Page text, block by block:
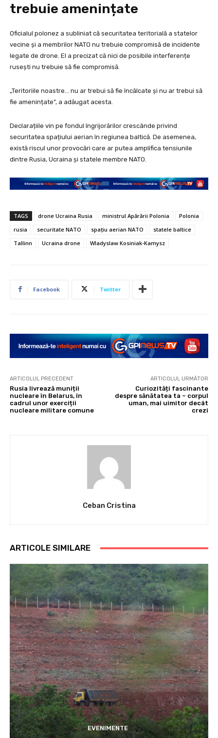
trebuie amenințate
Oficialul polonez a subliniat că securitatea teritorială a statelor
vecine și a membrilor NATO nu trebuie compromisă de incidente
legate de drone. El a precizat că nici de posibile interferențe
rusești nu trebuie să fie compromisă.
„Teritoriile noastre… nu ar trebui să fie încălcate și nu ar trebui să
fie amenințate”, a adăugat acesta.
Declarațiile vin pe fondul îngrijorărilor crescânde privind
securitatea spațiului aerian în regiunea baltică. De asemenea,
există riscul unor provocări care ar putea amplifica tensiunile
dintre Rusia, Ucraina și statele membre NATO.
TAGS drone Ucraina Rusia ministrul Apărării Polonia
Polonia
rusia
securitate NATO spațiu aerian NATO
statele baltice
Tallinn
Ucraina drone Wladyslaw Kosiniak-Kamysz
Facebook Twitter
ARTICOLUL PRECEDENT
Rusia livrează muniții
nucleare în Belarus, în
cadrul unor exerciții
nucleare militare comune
ARTICOLUL URMĂTOR
Curiozități fascinante
despre sănătatea ta – corpul
uman, mai uimitor decât
crezi
Ceban Cristina
ARTICOLE SIMILARE
EVENIMENTE